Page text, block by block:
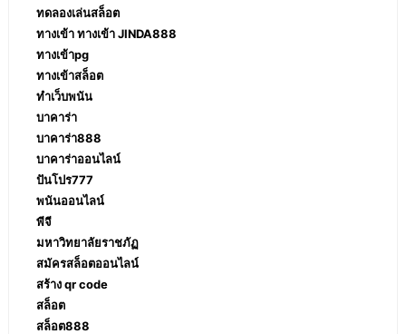
ทดลองเล่นสล็อต
ทางเข้า ทางเข้า JINDA888
ทางเข้าpg
ทางเข้าสล็อต
ทำเว็บพนัน
บาคาร่า
บาคาร่า888
บาคาร่าออนไลน์
ปันโปร777
พนันออนไลน์
พีจี
มหาวิทยาลัยราชภัฏ
สมัครสล็อตออนไลน์
สร้าง qr code
สล็อต
สล็อต888